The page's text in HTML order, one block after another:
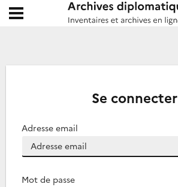
Archives diplomatiques
Ouvrir le menu déroulant
Se connecter
Adresse email
Mot de passe